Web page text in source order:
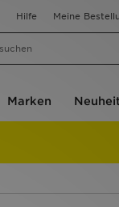
Hilfe Meine
Marken